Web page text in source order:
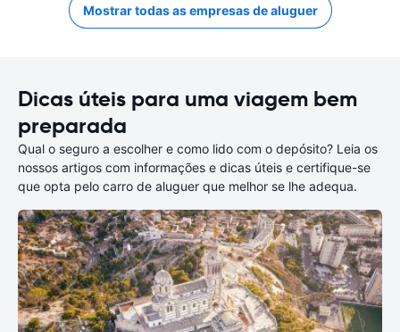
Mostrar todas as empresas de aluguer
Dicas úteis para uma viagem bem
preparada
Qual o seguro a escolher e como lido com o depósito? Leia os
nossos artigos com informações e dicas úteis e certifique-se
que opta pelo carro de aluguer que melhor se lhe adequa.